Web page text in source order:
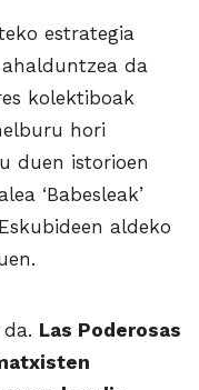
estrategia
da
kolektiboak
hori
duen istorioen
‘Babesleak’
aldeko
Las Poderosas